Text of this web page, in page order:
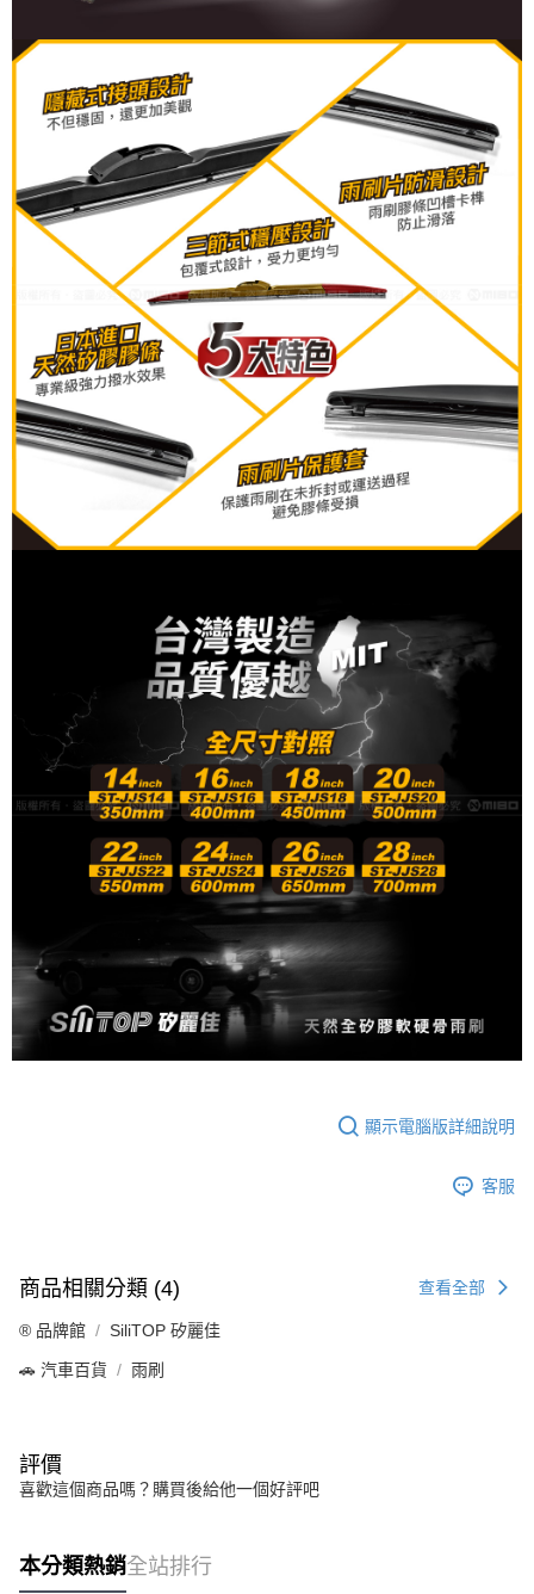
顯示電腦版詳細說明
客服
商品相關分類 (4) 查看全部
®️ 品牌館 SiliTOP 矽麗佳
🚗 汽車百貨 雨刷
評價
喜歡這個商品嗎？購買後給他一個好評吧
本分類熱銷全站排行